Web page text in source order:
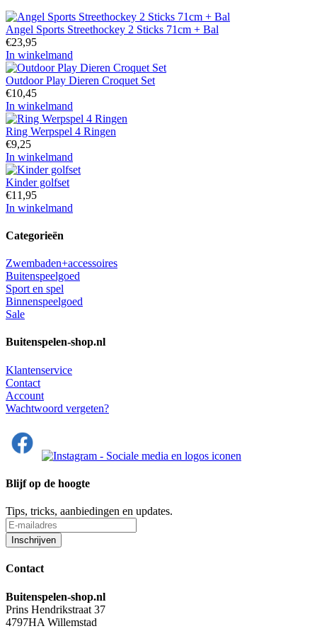
Angel Sports Streethockey 2 Sticks 71cm + Bal
€23,95
In winkelmand
Outdoor Play Dieren Croquet Set
€10,45
In winkelmand
Ring Werpspel 4 Ringen
€9,25
In winkelmand
Kinder golfset
€11,95
In winkelmand
Categorieën
Zwembaden+accessoires
Buitenspeelgoed
Sport en spel
Binnenspeelgoed
Sale
Buitenspelen-shop.nl
Klantenservice
Contact
Account
Wachtwoord vergeten?
Blijf op de hoogte
Tips, tricks, aanbiedingen en updates.
Contact
Buitenspelen-shop.nl
Prins Hendrikstraat 37
4797HA Willemstad